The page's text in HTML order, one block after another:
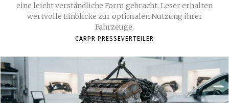
eine leicht verständliche Form gebracht. Leser erhalten
wertvolle Einblicke zur optimalen Nutzung ihrer
Fahrzeuge.
CARPR PRESSEVERTEILER